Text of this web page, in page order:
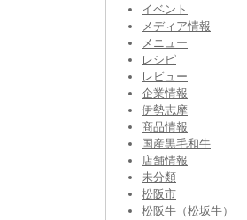
イベント
メディア情報
メニュー
レシピ
レビュー
企業情報
伊勢志摩
商品情報
国産黒毛和牛
店舗情報
未分類
松阪市
松阪牛（松坂牛）